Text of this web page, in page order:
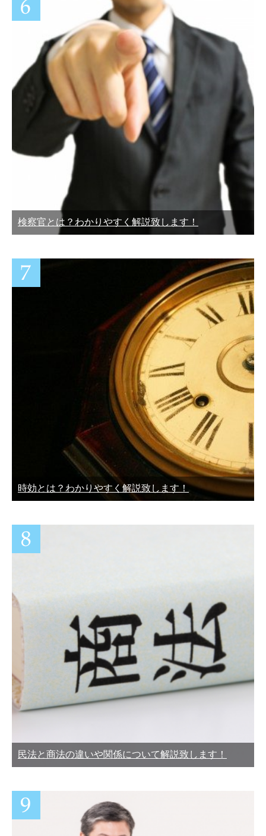
検察官とは？わかりやすく解説致します！
時効とは？わかりやすく解説致します！
民法と商法の違いや関係について解説致します！